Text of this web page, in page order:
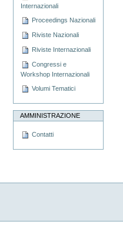
Internazionali
Proceedings Nazionali
Riviste Nazionali
Riviste Internazionali
Congressi e
Workshop Internazionali
Volumi Tematici
AMMINISTRAZIONE
Contatti